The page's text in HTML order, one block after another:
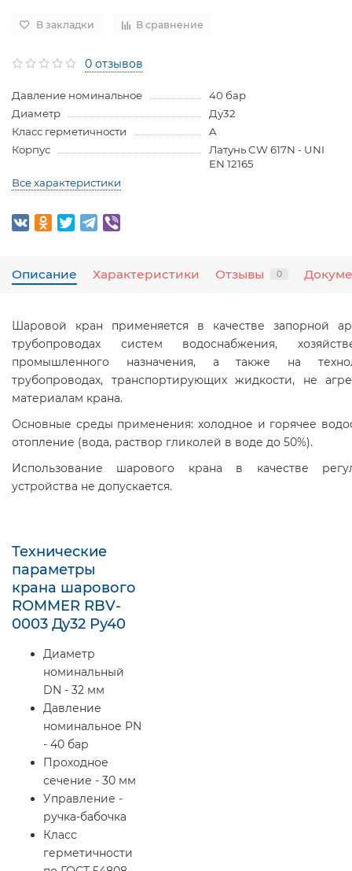
В закладки В сравнение
0 отзывов
Давление номинальное
40 бар
Диаметр
Ду32
Класс герметичности
A
Корпус
Латунь CW 617N - UNI
EN 12165
Все характеристики
Описание Характеристики Отзывы 0
Шаровой кран применяется в качестве запорной
трубопроводах систем водоснабжения,
промышленного назначения, а также на
трубопроводах, транспортирующих жидкости, не
материалам крана.
Основные среды применения: холодное и горячее
отопление (вода, раствор гликолей в воде до 50%).
Использование шарового крана в качестве
устройства не допускается.
Технические
параметры
крана шарового
ROMMER RBV-
0003 Ду32 Ру40
Диаметр
номинальный
DN - 32 мм
Давление
номинальное PN
- 40 бар
Проходное
сечение - 30 мм
Управление -
ручка-бабочка
Класс
герметичности